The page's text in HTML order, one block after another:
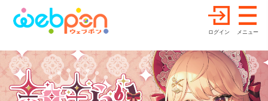
ログイン メニュー